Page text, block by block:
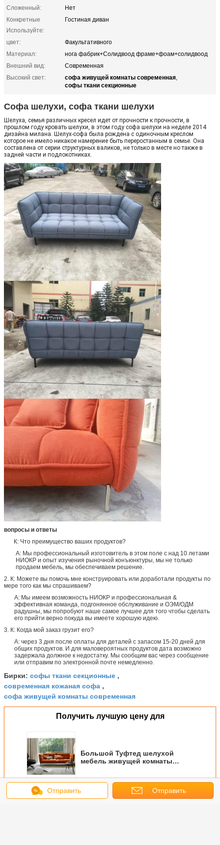
Сложенный:
Нет
Конкретные
Используйте:
Гостиная диван
цвет:
Факультативного
Материал:
нога фабрик+Солидвоод фраме+фоам+солидвоод
Внешний вид:
Современная
Высокий свет:
софа живущей комнаты современная,
софы ткани секционные
Софа шелухи, софа ткани шелухи
Шелуха, семья различных кресел идет от прочности к прочности, в
прошлом году кровать шелухи, в этом году софа шелухи на неделе 2014
дизайна милана. Шелух-софа была рождена с одиночным креслом
которое не имело никакое намерение быть переростанным в семье. Она
составлена от серии структурных валиков, не только в месте но также в
задней части и подлокотниках.
вопросы и ответы
К: Что преимущество ваших продуктов?
А: Мы профессиональный изготовитель в этом поле с над 10 летами
НИОКР и опыт изучения рыночной конъюнктуры, мы не только
продаем мебель, мы обеспечиваем решение.
2. К: Можете вы помочь мне конструировать или доработали продукты по
мере того как мы спрашиваем?
А: Мы имеем возможность НИОКР и профессиональная &
эффективная команда, подгонянное обслуживание и ОЭМ/ОДМ
радушны, мы попробуют наше самое лучшее для того чтобы сделать
его прийти верно покуда вы имеете хорошую идею.
3. К: Когда мой заказ грузит его?
А: через 3 дня после оплаты для деталей с запасом 15-20 дней для
общих продуктов. И для маловероятных продуктов дата возможно
задержала должное к недостатку. Мы сообщим вас через сообщение
или отправим по электронной почте немедленно.
Бирки: софы ткани секционные ,
современная кожаная софа ,
софа живущей комнаты современная
Получить лучшую цену для
Большой Туфтед шелухой
мебель живущей комнаты
валика
Продолжать
Отправить Отправить